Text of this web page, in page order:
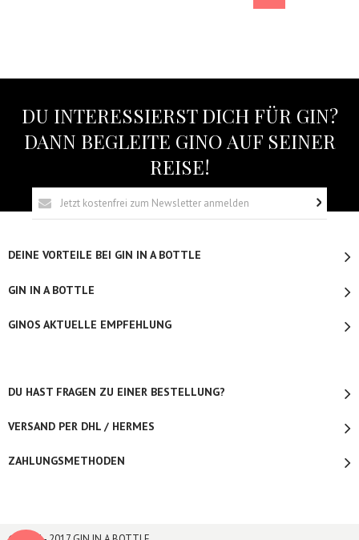
DU INTERESSIERST DICH FÜR GIN?
DANN BEGLEITE GINO AUF SEINER
REISE!
DEINE VORTEILE BEI GIN IN A BOTTLE
GIN IN A BOTTLE
GINOS AKTUELLE EMPFEHLUNG
DU HAST FRAGEN ZU EINER BESTELLUNG?
VERSAND PER DHL / HERMES
ZAHLUNGSMETHODEN